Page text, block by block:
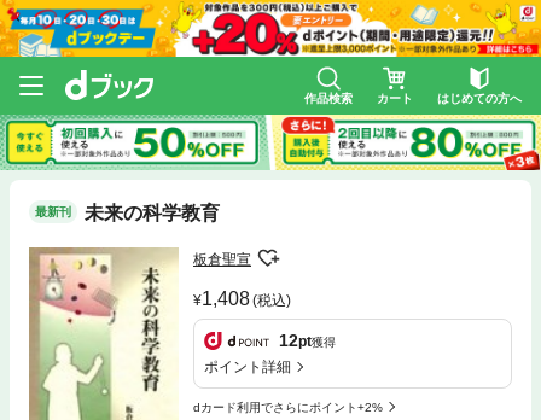
作品検索 カート はじめての方へ
最新刊 未来の科学教育
板倉聖宣
1,408(税込)
12pt獲得
ポイント詳細
dカード利用でさらにポイント+2%